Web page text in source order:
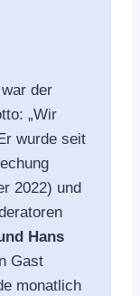
der
„Wir
wurde seit
2022) und
Hans
Gast
monatlich